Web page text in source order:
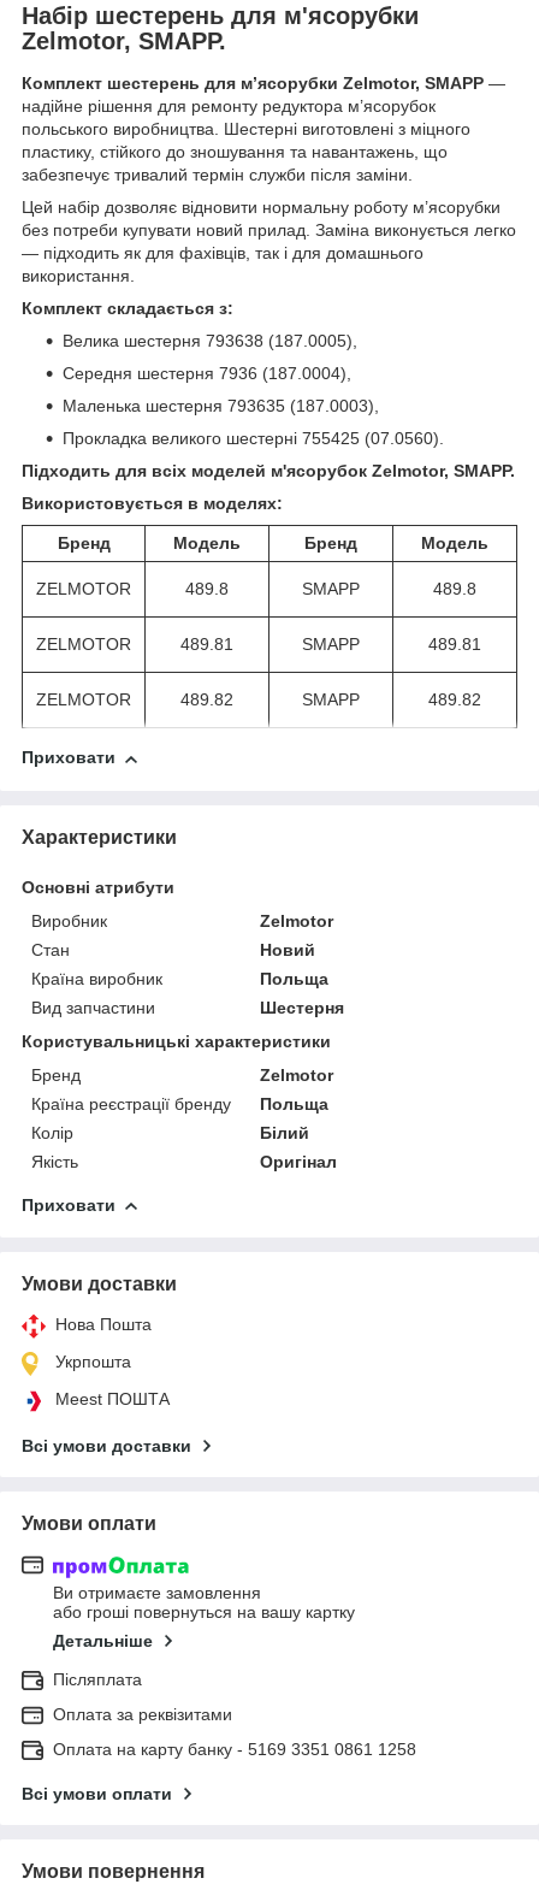
Набір шестерень для м'ясорубки
Zelmotor, SMAPP.
Комплект шестерень для м’ясорубки Zelmotor, SMAPP —
надійне рішення для ремонту редуктора м’ясорубок
польського виробництва. Шестерні виготовлені з міцного
пластику, стійкого до зношування та навантажень, що
забезпечує тривалий термін служби після заміни.
Цей набір дозволяє відновити нормальну роботу м’ясорубки
без потреби купувати новий прилад. Заміна виконується легко
— підходить як для фахівців, так і для домашнього
використання.
Комплект складається з:
Велика шестерня 793638 (187.0005),
Середня шестерня 7936 (187.0004),
Маленька шестерня 793635 (187.0003),
Прокладка великого шестерні 755425 (07.0560).
Підходить для всіх моделей м'ясорубок Zelmotor, SMAPP.
Використовується в моделях:
Бренд Модель Бренд Модель
ZELMOTOR 489.8 SMAPP 489.8
ZELMOTOR 489.81 SMAPP 489.81
ZELMOTOR 489.82 SMAPP 489.82
Приховати
Характеристики
Основні атрибути
Виробник
Zelmotor
Стан
Новий
Країна виробник
Польща
Вид запчастини
Шестерня
Користувальницькі характеристики
Бренд
Zelmotor
Країна реєстрації бренду
Польща
Колір
Білий
Якість
Оригінал
Приховати
Умови доставки
Нова Пошта
Укрпошта
Meest ПОШТА
Всі умови доставки
Умови оплати
Ви отримаєте замовлення
або гроші повернуться на вашу картку
Детальніше
Післяплата
Оплата за реквізитами
Оплата на карту банку - 5169 3351 0861 1258
Всі умови оплати
Умови повернення